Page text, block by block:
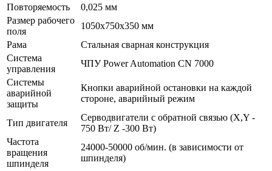
Повторяемость
0,025 мм
Размер рабочего
поля
1050х750х350 мм
Рама
Стальная сварная конструкция
Система
управления
ЧПУ Power Automation CN 7000
Системы
аварийной
защиты
Кнопки аварийной остановки на каждой
стороне, аварийный режим
Тип двигателя
Серводвигатели с обратной связью (X,Y -
750 Вт/ Z -300 Вт)
Частота
вращения
шпинделя
24000-50000 об/мин. (в зависимости от
шпинделя)